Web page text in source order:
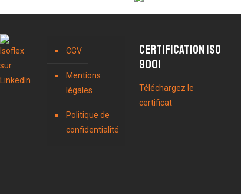
CGV
Mentions
légales
Politique de
confidentialité
Certification ISO
9001
Téléchargez le
certificat